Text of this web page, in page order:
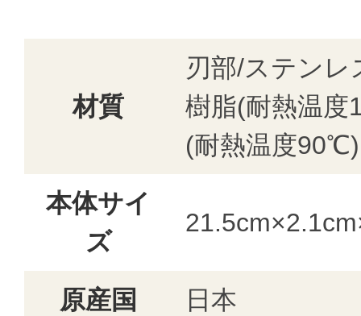
材質
刃部/ステン
樹脂(耐熱温
(耐熱温度90℃)
本体サイ
ズ
原産国 日本